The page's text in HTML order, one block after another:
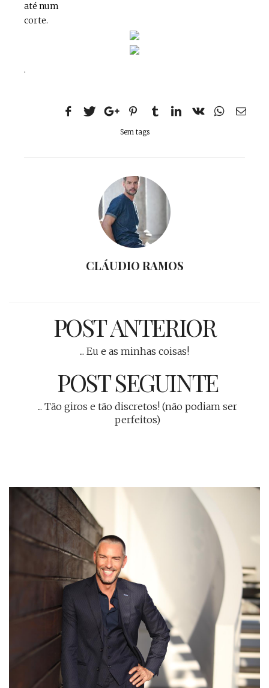
até num
corte.
.
Sem tags
CLÁUDIO RAMOS
POST ANTERIOR
... Eu e as minhas coisas!
POST SEGUINTE
... Tão giros e tão discretos! (não podiam ser
perfeitos)